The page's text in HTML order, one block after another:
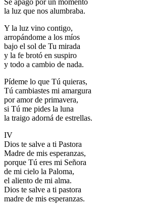
Se apagó por un momento
la luz que nos alumbraba.
Y la luz vino contigo,
arropándome a los míos
bajo el sol de Tu mirada
y la fe brotó en suspiro
y todo a cambio de nada.
Pídeme lo que Tú quieras,
Tú cambiastes mi amargura
por amor de primavera,
si Tú me pides la luna
la traigo adorná de estrellas.
IV
Dios te salve a ti Pastora
Madre de mis esperanzas,
porque Tú eres mi Señora
de mi cielo la Paloma,
el aliento de mi alma.
Dios te salve a ti pastora
madre de mis esperanzas.